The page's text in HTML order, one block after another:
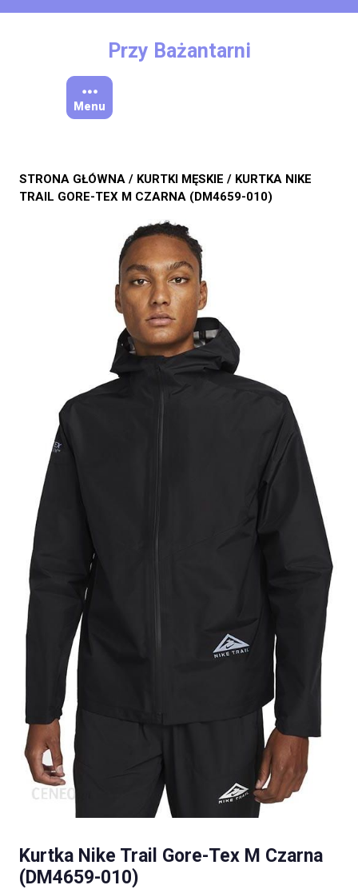
Przy Bażantarni
Menu
STRONA GŁÓWNA / KURTKI MĘSKIE / KURTKA NIKE
TRAIL GORE-TEX M CZARNA (DM4659-010)
Kurtka Nike Trail Gore-Tex M Czarna
(DM4659-010)